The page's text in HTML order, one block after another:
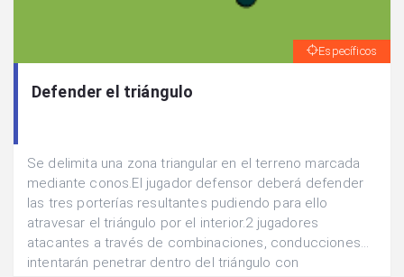
Específicos
Defender el triángulo
Se delimita una zona triangular en el terreno marcada
mediante conos.El jugador defensor deberá defender
las tres porterías resultantes pudiendo para ello
atravesar el triángulo por el interior.2 jugadores
atacantes a través de combinaciones, conducciones...
intentarán penetrar dentro del triángulo con